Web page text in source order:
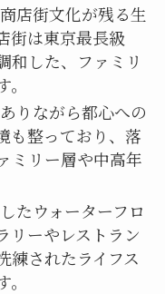
店街文化が残る生
街は東京最長級
和した、ファミリ
りながら都心への
も整っており、落
ミリー層や中高年
たウォーターフロ
リーやレストラン
練されたライフス